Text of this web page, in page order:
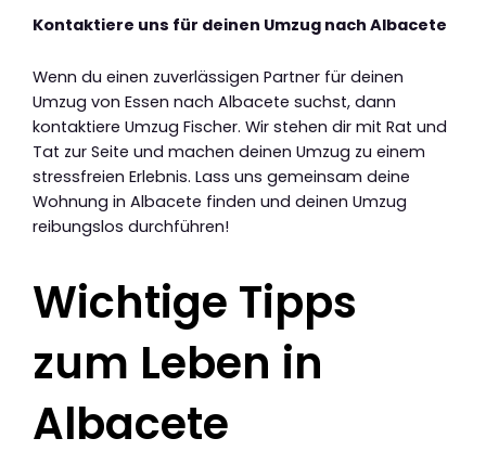
Kontaktiere uns für deinen Umzug nach Albacete
Wenn du einen zuverlässigen Partner für deinen
Umzug von Essen nach Albacete suchst, dann
kontaktiere Umzug Fischer. Wir stehen dir mit Rat und
Tat zur Seite und machen deinen Umzug zu einem
stressfreien Erlebnis. Lass uns gemeinsam deine
Wohnung in Albacete finden und deinen Umzug
reibungslos durchführen!
Wichtige Tipps
zum Leben in
Albacete